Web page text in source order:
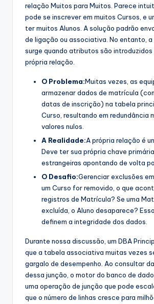
relação Muitos para Muitos. Parece
pode se inscrever em muitos Cursos, e
ter muitos Alunos. A solução padrão
de ligação ou associativa. No entanto,
surge quando atributos são
própria relação.
O Problema:Muitas vezes, as
armazenar dados de matrícula
datas de inscrição) na tabela
Curso, resultando em redundância
valores nulos.
A Realidade:A própria relação é
Deve ter sua própria chave
estrangeiras apontando de volta
O Desafio:Gerenciar exclusões
um Curso for removido, o que
registros de Matrícula? Se uma
excluída, o Aluno desaparece?
definem a integridade dos dados.
Durante nossa discussão, um DBA
que a tabela associativa muitas vezes
gargalo de desempenho. Ao consultar
dessa junção, o motor do banco de
uma operação de junção que pode
que o número de linhas cresce para